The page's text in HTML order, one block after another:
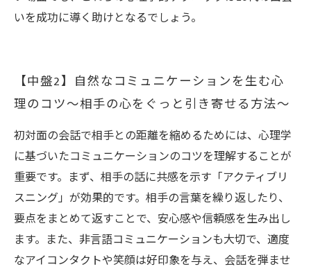
いを成功に導く助けとなるでしょう。
【中盤2】自然なコミュニケーションを生む心
理のコツ〜相手の心をぐっと引き寄せる方法〜
初対面の会話で相手との距離を縮めるためには、心理学
に基づいたコミュニケーションのコツを理解することが
重要です。まず、相手の話に共感を示す「アクティブリ
スニング」が効果的です。相手の言葉を繰り返したり、
要点をまとめて返すことで、安心感や信頼感を生み出し
ます。また、非言語コミュニケーションも大切で、適度
なアイコンタクトや笑顔は好印象を与え、会話を弾ませ